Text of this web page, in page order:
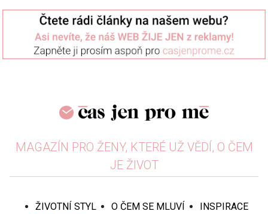
MAGAZÍN PRO ŽENY, KTERÉ UŽ VĚDÍ, O ČEM
JE ŽIVOT
ŽIVOTNÍ STYL O ČEM SE MLUVÍ
INSPIRACE